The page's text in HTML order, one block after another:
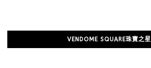
VENDOME SQUARE珠寶之星